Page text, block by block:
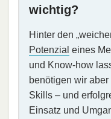
wichtig?
Hinter den
Potenzial eines
und Know-how
benötigen wir
Skills – und
Einsatz und